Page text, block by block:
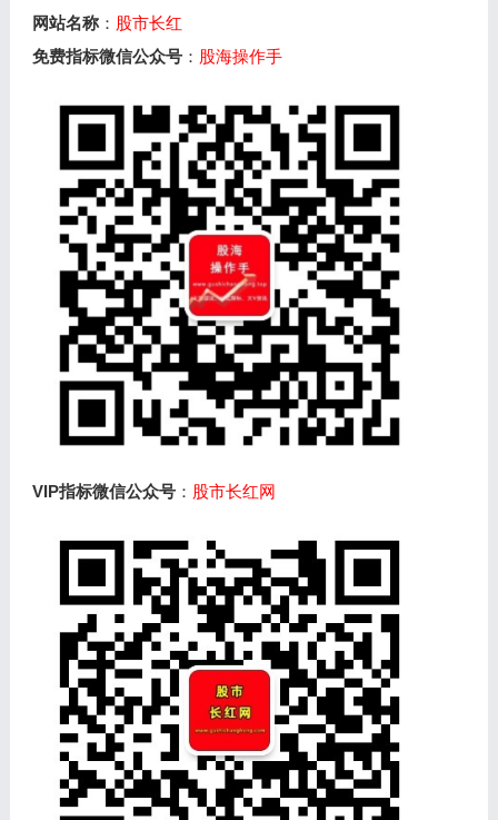
网站名称： 股市长红
免费指标微信公众号： 股海操作手
VIP指标微信公众号： 股市长红网